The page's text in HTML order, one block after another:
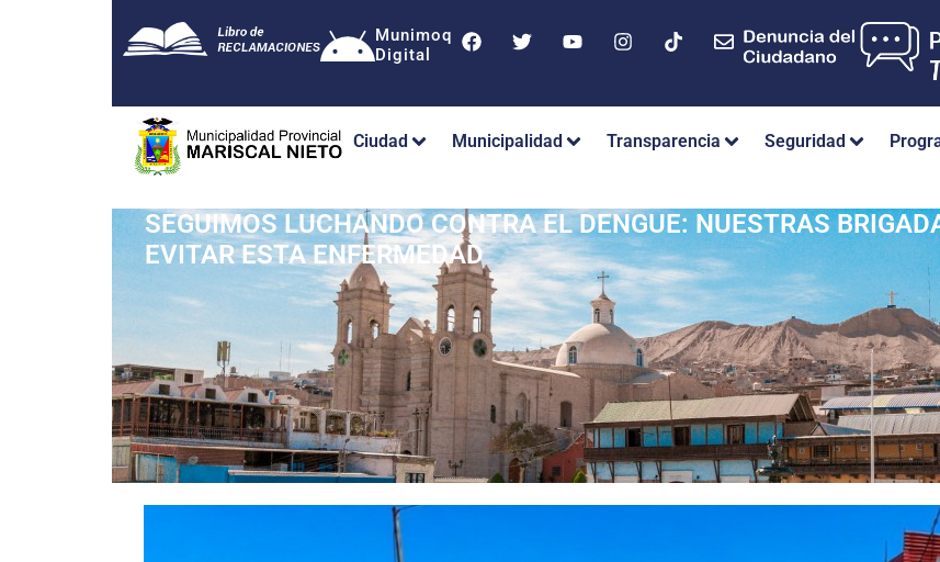
Munimoq
Digital
Ciudad Municipalidad Transparencia Seguridad
SEGUIMOS LUCHANDO CONTRA EL DENGUE: NUESTRAS
EVITAR ESTA ENFERMEDAD